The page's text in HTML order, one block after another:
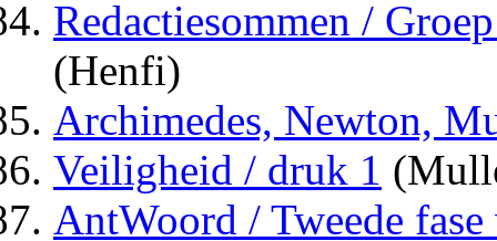
Redactiesommen /
(Henfi)
Archimedes, Newton,
Veiligheid / druk 1
AntWoord / Tweede